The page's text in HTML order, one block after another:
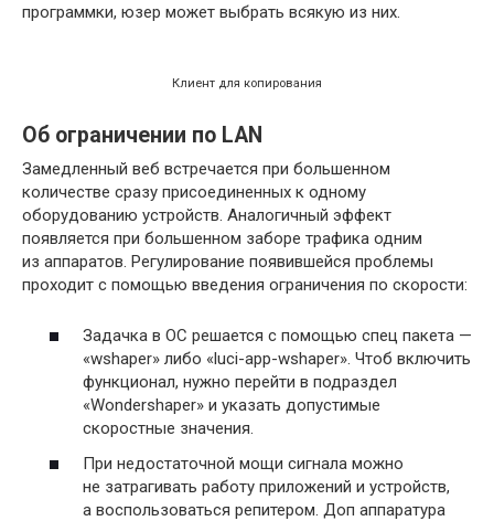
программки, юзер может выбрать всякую из них.
Клиент для копирования
Об ограничении по LAN
Замедленный веб встречается при большенном
количестве сразу присоединенных к одному
оборудованию устройств. Аналогичный эффект
появляется при большенном заборе трафика одним
из аппаратов. Регулирование появившейся проблемы
проходит с помощью введения ограничения по скорости:
Задачка в ОС решается с помощью спец пакета —
«wshaper» либо «luci-app-wshaper». Чтоб включить
функционал, нужно перейти в подраздел
«Wondershaper» и указать допустимые
скоростные значения.
При недостаточной мощи сигнала можно
не затрагивать работу приложений и устройств,
а воспользоваться репитером. Доп аппаратура